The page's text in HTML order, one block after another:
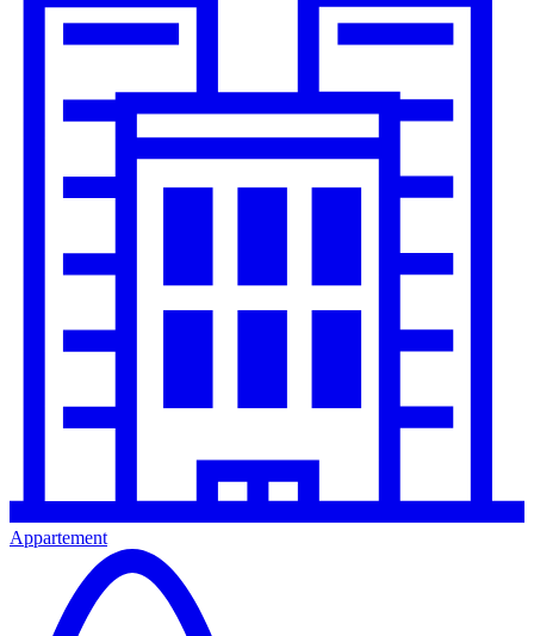
Appartement